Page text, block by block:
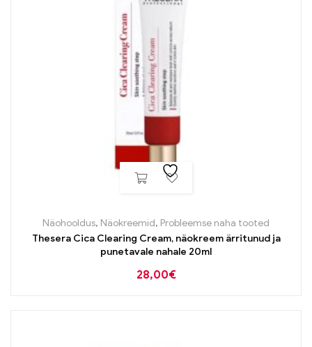
Näohooldus, Näokreemid, Probleemse naha tooted
Thesera Cica Clearing Cream, näokreem ärritunud ja
punetavale nahale 20ml
28,00€